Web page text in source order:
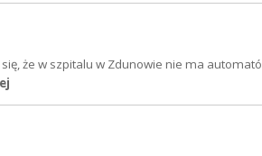
się, że w szpitalu w Zdunowie nie ma